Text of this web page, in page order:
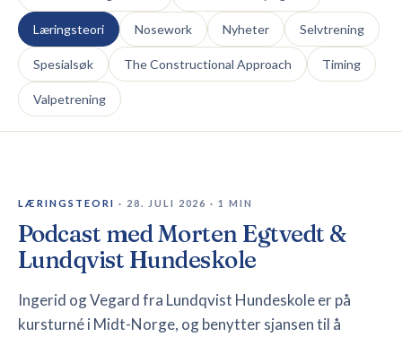
🇳🇴
Læringsteori Nosework Nyheter Selvtrening
Spesialsøk The Constructional Approach Timing
Valpetrening
LÆRINGSTEORI · 28. JULI 2026 ·1 MIN
Podcast med Morten Egtvedt &
Lundqvist Hundeskole
Ingerid og Vegard fra Lundqvist Hundeskole er på
kursturné i Midt-Norge, og benytter sjansen til å